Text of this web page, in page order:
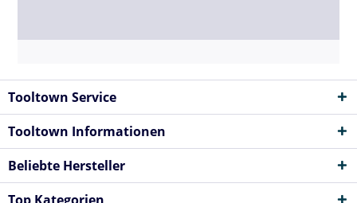
Tooltown Service
Tooltown Informationen
Beliebte Hersteller